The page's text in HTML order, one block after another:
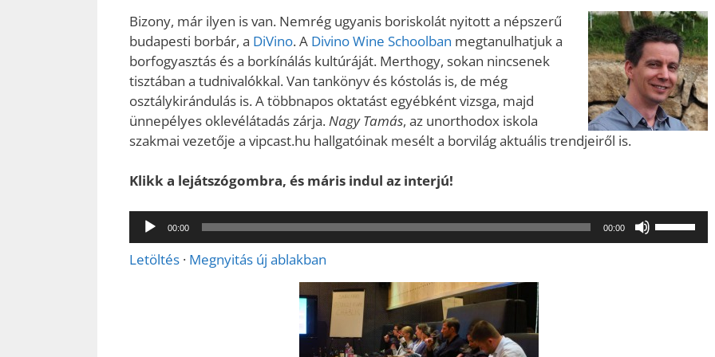
Bizony, már ilyen is van. Nemrég ugyanis boriskolát nyitott a népszerű
budapesti borbár, a DiVino. A Divino Wine Schoolban megtanulhatjuk a
borfogyasztás és a borkínálás kultúráját. Merthogy, sokan nincsenek
tisztában a tudnivalókkal. Van tankönyv és kóstolás is, de még
osztálykirándulás is. A többnapos oktatást egyébként vizsga, majd
ünnepélyes oklevélátadás zárja.Nagy Tamás, az unorthodox iskola
szakmai vezetője a vipcast.hu hallgatóinak mesélt a borvilág aktuális trendjeiről is.
Klikk a lejátszógombra, és máris indul az interjú!
Audió
lejátszó
00:00 00:00
hangerő
Letöltés · Megnyitás új ablakban